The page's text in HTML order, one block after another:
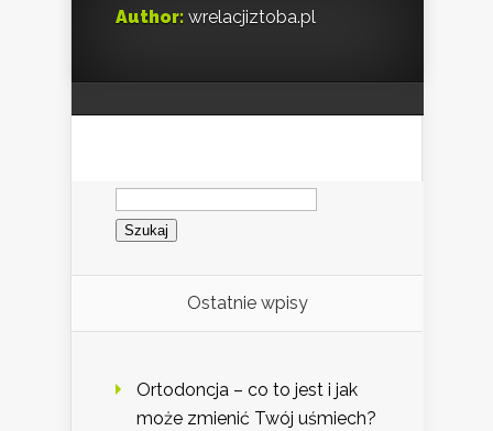
Author: wrelacjiztoba.pl
Szukaj:
Ostatnie wpisy
Ortodoncja – co to jest i jak
może zmienić Twój uśmiech?